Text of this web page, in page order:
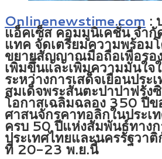
Onlinenewstime.com :
แอ็คเซ็ส คอมมูนิเคชั่น จำ
แทค จัดเตรียมความพร้อม
ขยายสัญญาณมือถือเพื่อรอ
เพิ่มขึ้นและเพิ่มความมั่นใจ
ระหว่างการเสด็จเยือนประ
สมเด็จพระสันตะปาปาฟรัง
โอกาสเฉลิมฉลอง 350 ปีข
ศาสนจักรคาทอลิกในประเ
ครบ 50 ปีแห่งสัมพันธ์ทาง
ประเทศไทยและนครรัฐวา
ที่ 20-23 พ.ย.นี้